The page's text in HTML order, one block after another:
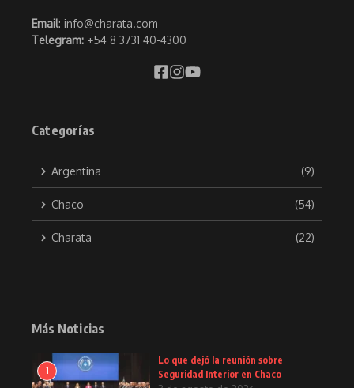
Email: info@charata.com
Telegram: +54 8 3731 40-4300
Categorías
Argentina (9)
Chaco (54)
Charata (22)
Más Noticias
1
Lo que dejó la reunión sobre
Seguridad Interior en Chaco